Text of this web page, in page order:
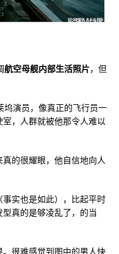
航空母舰内部生活照片，但
演员，像真正的飞行员一
，人群就被他那令人难以
的很耀眼，他自信地向人
实也是如此），比起平时
真的是够凌乱了，的当
很难感觉到图中的男人快